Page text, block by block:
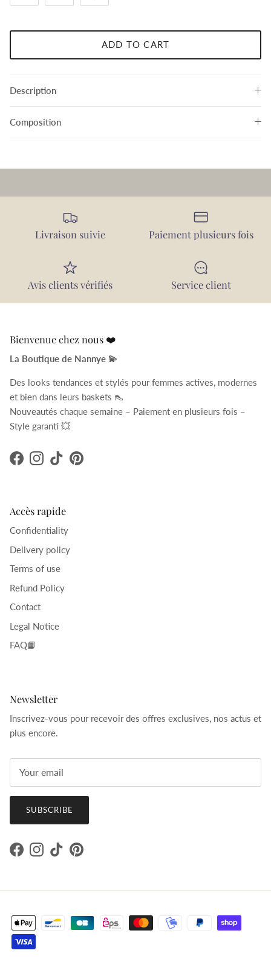
ADD TO CART
Description
Composition
Livraison suivie Paiement plusieurs fois
Avis clients vérifiés Service client
Bienvenue chez nous ❤️
La Boutique de Nannye 💫
Des looks tendances et stylés pour femmes actives, modernes
et bien dans leurs baskets 👠
Nouveautés chaque semaine – Paiement en plusieurs fois –
Style garanti 💥
FacebookInstagram
TikTokPinterest
Accès rapide
Confidentiality
Delivery policy
Terms of use
Refund Policy
Contact
Legal Notice
FAQ📙
Newsletter
Inscrivez-vous pour recevoir des offres exclusives, nos actus et
plus encore.
SUBSCRIBE
FacebookInstagram
TikTokPinterest